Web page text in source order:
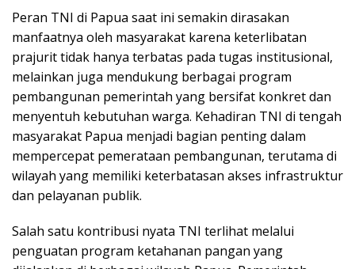
Peran TNI di Papua saat ini semakin dirasakan
manfaatnya oleh masyarakat karena keterlibatan
prajurit tidak hanya terbatas pada tugas institusional,
melainkan juga mendukung berbagai program
pembangunan pemerintah yang bersifat konkret dan
menyentuh kebutuhan warga. Kehadiran TNI di tengah
masyarakat Papua menjadi bagian penting dalam
mempercepat pemerataan pembangunan, terutama di
wilayah yang memiliki keterbatasan akses infrastruktur
dan pelayanan publik.
Salah satu kontribusi nyata TNI terlihat melalui
penguatan program ketahanan pangan yang